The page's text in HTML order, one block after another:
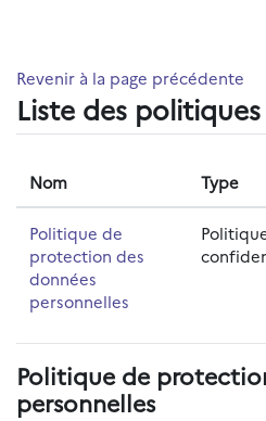
Revenir à la page précédente
Liste des
Nom Type
Politique de
protection des
données
personnelles
Politique de
personnelles